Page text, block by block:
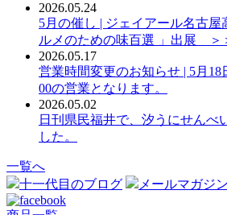
2026.05.24
5月の催し | ジェイアール名古屋
ルメのための味百選 」出展 ＞
2026.05.17
営業時間変更のお知らせ | 5月18
00の営業となります。
2026.05.02
日刊県民福井で、汐うにせんべ
した。
一覧へ
十一代目のブログ
メールマガジン